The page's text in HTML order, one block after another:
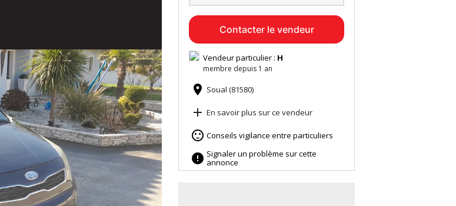
Contacter le vendeur
Vendeur particulier : H
membre depuis 1 an
 Soual (81580)
 En savoir plus sur ce vendeur
 Conseils vigilance entre particuliers
 Signaler un problème sur cette
annonce